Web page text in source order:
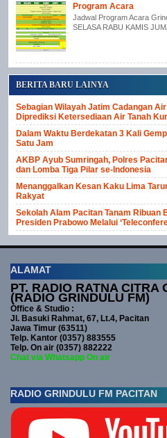
Program Acara
Jadwal Program Acara
SELASA RABU KAMIS
BERITA BARU LAINYA
Sebagian Wilayah Jatim Cadangan
Diprediksi Ketersediaan Air Tanah
Dalam Waktu Berdekatan 3 Kali
Satu Jam
AKBP Ayub Sumringah, Polres
dan Lomba Tiga Pilar se-Indonesia
Menanggalkan Kesan Kaku Lima
Rakyat
Sekolah Alam Pacitan Tanam Ribuan
Presiden Prabowo Melalui
ALAMAT
PT. RADIO RATNA CITRA
(RADIO GRINDULU FM)
Office & Studio :
Jl. Basuki Rahmat, 67, Lt.4, Pacitan
Jawa Timur (63511)
Telp. Kantor (0357) 883555
Telp. On air (0357) 882222
Chat via Whatsapp On air
RADIO GRINDULU FM PACITAN